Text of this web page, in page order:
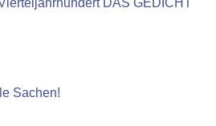
Sachen!